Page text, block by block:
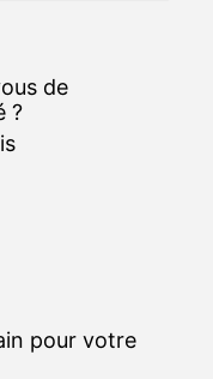
de
?
pour votre